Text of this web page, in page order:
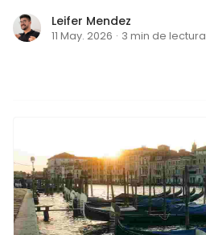
Leifer Mendez
11 May. 2026 · 3 min de lectura